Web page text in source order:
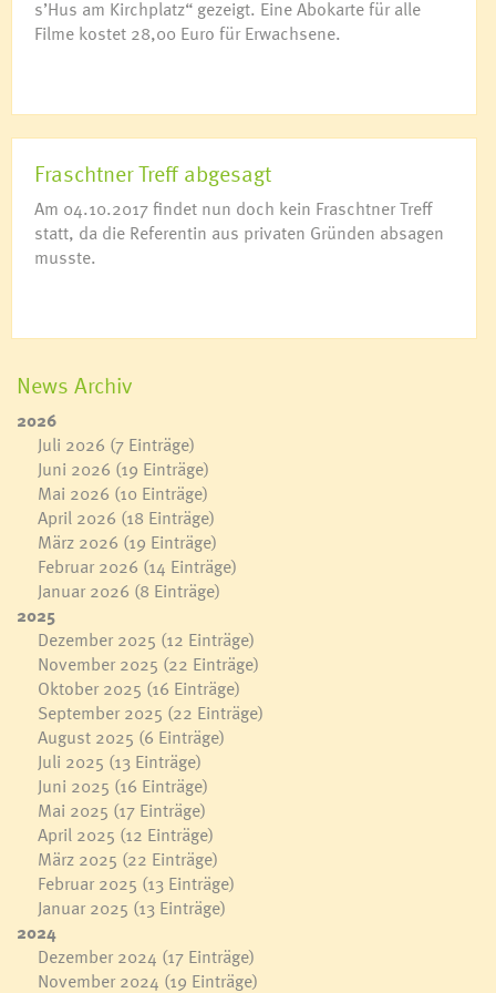
s’Hus am Kirchplatz“ gezeigt. Eine Abokarte für alle
Filme kostet 28,00 Euro für Erwachsene.
Fraschtner Treff abgesagt
Am 04.10.2017 findet nun doch kein Fraschtner Treff
statt, da die Referentin aus privaten Gründen absagen
musste.
News Archiv
2026
Juli 2026 (7 Einträge)
Juni 2026 (19 Einträge)
Mai 2026 (10 Einträge)
April 2026 (18 Einträge)
März 2026 (19 Einträge)
Februar 2026 (14 Einträge)
Januar 2026 (8 Einträge)
2025
Dezember 2025 (12 Einträge)
November 2025 (22 Einträge)
Oktober 2025 (16 Einträge)
September 2025 (22 Einträge)
August 2025 (6 Einträge)
Juli 2025 (13 Einträge)
Juni 2025 (16 Einträge)
Mai 2025 (17 Einträge)
April 2025 (12 Einträge)
März 2025 (22 Einträge)
Februar 2025 (13 Einträge)
Januar 2025 (13 Einträge)
2024
Dezember 2024 (17 Einträge)
November 2024 (19 Einträge)